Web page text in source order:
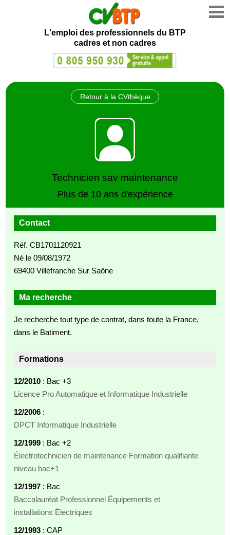
L'emploi des professionnels du BTP
cadres et non cadres
Retour à la CVthèque
Technicien sav maintenance
Plus de 10 ans d'expérience
Contact
Réf. CB1701120921
Né le 09/08/1972
69400 Villefranche Sur Saône
Ma recherche
Je recherche tout type de contrat, dans toute la France,
dans le Batiment.
Formations
12/2010 : Bac +3
Licence Pro Automatique et Informatique Industrielle
12/2006 :
DPCT Informatique Industrielle
12/1999 : Bac +2
Électrotechnicien de maintenance Formation qualifiante
niveau bac+1
12/1997 : Bac
Baccalauréat Professionnel Équipements et
installations Électriques
12/1993 : CAP